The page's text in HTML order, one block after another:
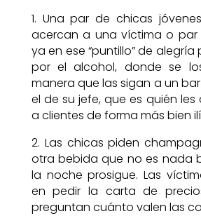
1. Una par de chicas
acercan a una víctima o par
ya en ese “puntillo” de
por el alcohol, donde se
manera que las sigan a un
el de su jefe, que es quién
a clientes de forma más bien
2. Las chicas piden
otra bebida que no es nada
la noche prosigue. Las
en pedir la carta de
preguntan cuánto valen las